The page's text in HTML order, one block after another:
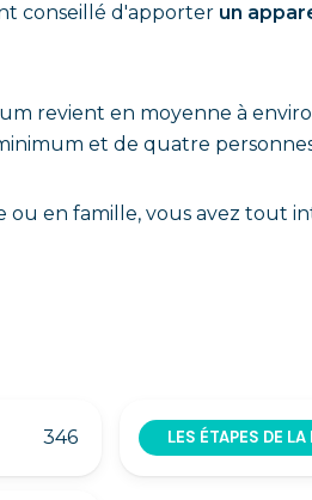
conseillé d'apporter un
revient en moyenne à
et de quatre
ou en famille, vous avez tout
346 LES ÉTAPES DE